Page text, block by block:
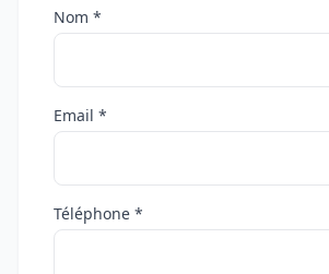
Nom *
Email *
Téléphone *